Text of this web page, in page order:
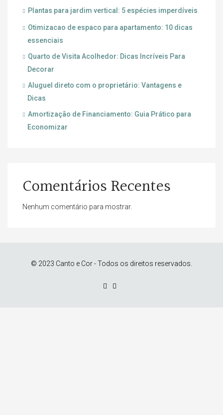
Plantas para jardim vertical: 5 espécies imperdíveis
Otimizacao de espaco para apartamento: 10 dicas
essenciais
Quarto de Visita Acolhedor: Dicas Incríveis Para
Decorar
Aluguel direto com o proprietário: Vantagens e
Dicas
Amortização de Financiamento: Guia Prático para
Economizar
Comentários Recentes
Nenhum comentário para mostrar.
© 2023 Canto e Cor - Todos os direitos reservados.